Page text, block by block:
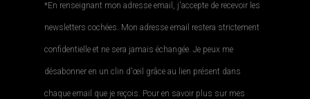
*En renseignant mon adresse email, j'accepte de recevoir les
newsletters cochées. Mon adresse email restera strictement
confidentielle et ne sera jamais échangée. Je peux me
désabonner en un clin d'œil grâce au lien présent dans
chaque email que je reçois. Pour en savoir plus sur mes